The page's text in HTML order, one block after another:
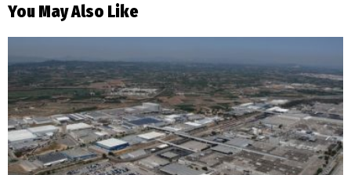
You May Also Like